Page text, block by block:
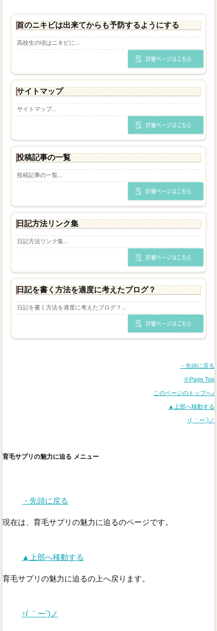
首のニキビは出来てからも予防するようにする
高校生の頃はニキビに...
サイトマップ
サイトマップ...
投稿記事の一覧
投稿記事の一覧...
日記方法リンク集
日記方法リンク集...
日記を書く方法を適度に考えたブログ？
日記を書く方法を適度に考えたブログ？...
・先頭に戻る
※Page Top
このページのトップへ♪
▲上部へ移動する
↑( ｀ー´)ノ
育毛サプリの魅力に迫る メニュー
・先頭に戻る
現在は、育毛サプリの魅力に迫るのページです。
▲上部へ移動する
育毛サプリの魅力に迫るの上へ戻ります。
↑( ｀ー´)ノ